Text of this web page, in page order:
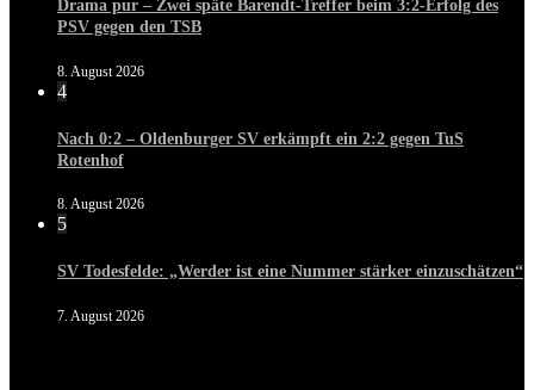
Drama pur – Zwei späte Barendt-Treffer beim 3:2-Erfolg des
PSV gegen den TSB
8. August 2026
4
Nach 0:2 – Oldenburger SV erkämpft ein 2:2 gegen TuS
Rotenhof
8. August 2026
5
SV Todesfelde: „Werder ist eine Nummer stärker einzuschätzen“
7. August 2026